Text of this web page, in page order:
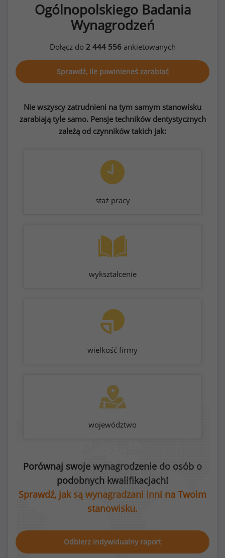
Ogólnopolskiego Badania
Wynagrodzeń
Dołącz do 2 444 556ankietowanych
Sprawdź, ile powinieneś zarabiać
Nie wszyscy zatrudnieni na tym samym stanowisku
zarabiają tyle samo. Pensje techników dentystycznych
zależą od czynników takich jak:
staż pracy
wykształcenie
wielkość firmy
województwo
Porównaj swoje wynagrodzenie do osób o
podobnych kwalifikacjach!
Sprawdź, jak są wynagradzani inni na Twoim
stanowisku.
Odbierz indywidualny raport